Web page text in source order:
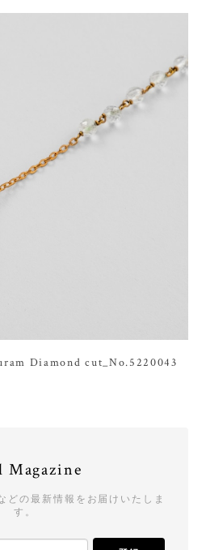
Diamond cut_No.5220043
Magazine
どの最新情報をお届けいたしま
す。